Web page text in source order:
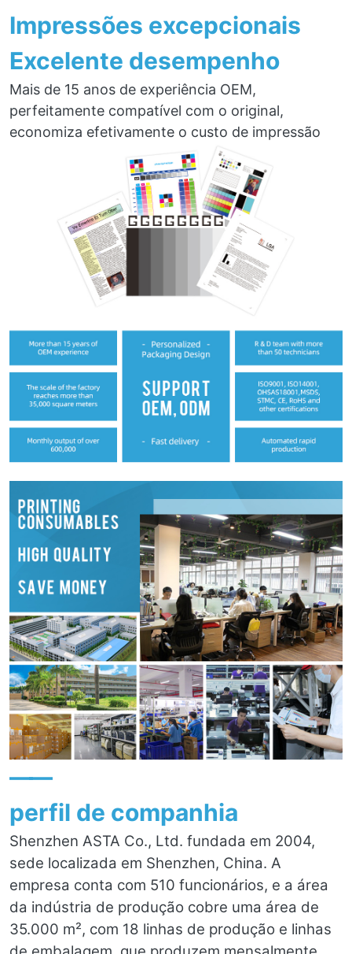
Impressões excepcionais
Excelente desempenho
Mais de 15 anos de experiência OEM,
perfeitamente compatível com o original,
economiza efetivamente o custo de impressão
——
perfil de companhia
Shenzhen ASTA Co., Ltd. fundada em 2004,
sede localizada em Shenzhen, China. A
empresa conta com 510 funcionários, e a área
da indústria de produção cobre uma área de
35.000 m², com 18 linhas de produção e linhas